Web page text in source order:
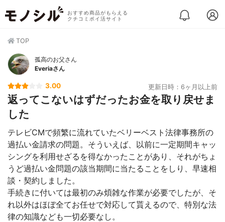
おすすめ商品がもらえる
クチコミポイ活サイト
TOP
孤高のお父さん
Everiaさん
3.00 更新日時：6ヶ月以上前
返ってこないはずだったお金を取り戻せま
した
テレビCMで頻繁に流れていたベリーベスト法律事務所の
過払い金請求の問題。そういえば、以前に一定期間キャッ
シングを利用せざるを得なかったことがあり、それがちょ
うど過払い金問題の該当期間に当たることをしり、早速相
談・契約しました。
手続きに付いては最初のみ煩雑な作業が必要でしたが、そ
れ以外はほぼ全てお任せで対応して貰えるので、特別な法
律の知識なども一切必要なし。